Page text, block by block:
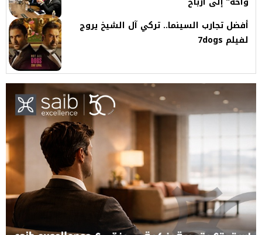
أفضل تجارب السينما.. تركي آل الشيخ يروج
لفيلم 7dogs